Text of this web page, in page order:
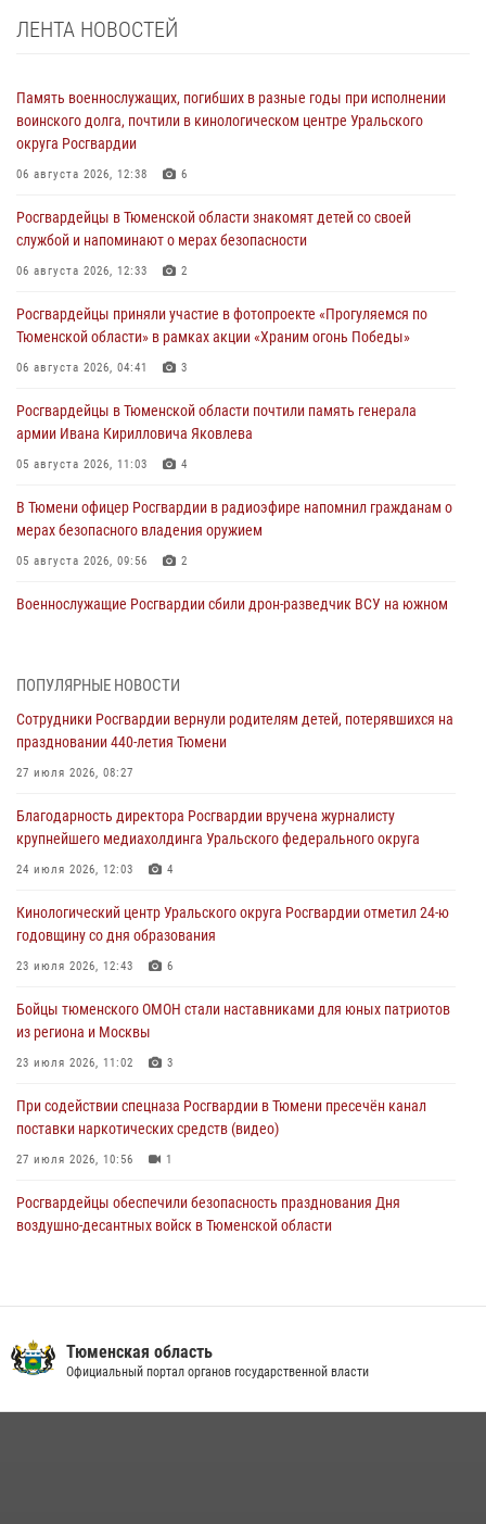
ЛЕНТА НОВОСТЕЙ
Память военнослужащих, погибших в разные годы при исполнении
воинского долга, почтили в кинологическом центре Уральского
округа Росгвардии
06 августа 2026, 12:38 6
Росгвардейцы в Тюменской области знакомят детей со своей
службой и напоминают о мерах безопасности
06 августа 2026, 12:33 2
Росгвардейцы приняли участие в фотопроекте «Прогуляемся по
Тюменской области» в рамках акции «Храним огонь Победы»
06 августа 2026, 04:41 3
Росгвардейцы в Тюменской области почтили память генерала
армии Ивана Кирилловича Яковлева
05 августа 2026, 11:03 4
В Тюмени офицер Росгвардии в радиоэфире напомнил гражданам о
мерах безопасного владения оружием
05 августа 2026, 09:56 2
Военнослужащие Росгвардии сбили дрон-разведчик ВСУ на южном
масштабных спортивных событий на Урале
05 августа 2026, 05:22
виновника ДТП
05 августа 2026, 05:15
труженицу тыла из Тюмени
04 августа 2026, 11:07
условиях в Тюменской области (видео)
04 августа 2026, 06:28
ПОПУЛЯРНЫЕ НОВОСТИ
Сотрудники Росгвардии вернули родителям детей, потерявшихся на
праздновании 440-летия Тюмени
27 июля 2026, 08:27
Благодарность директора Росгвардии вручена журналисту
крупнейшего медиахолдинга Уральского федерального округа
24 июля 2026, 12:03 4
Кинологический центр Уральского округа Росгвардии отметил 24-ю
годовщину со дня образования
23 июля 2026, 12:43 6
Бойцы тюменского ОМОН стали наставниками для юных патриотов
из региона и Москвы
23 июля 2026, 11:02 3
При содействии спецназа Росгвардии в Тюмени пресечён канал
поставки наркотических средств (видео)
27 июля 2026, 10:56 1
Росгвардейцы обеспечили безопасность празднования Дня
воздушно-десантных войск в Тюменской области
05 августа 2026, 05:35
Тюменская область
Официальный портал органов государственной власти